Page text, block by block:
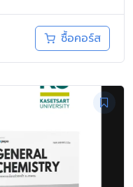
ซื้อคอร์ส